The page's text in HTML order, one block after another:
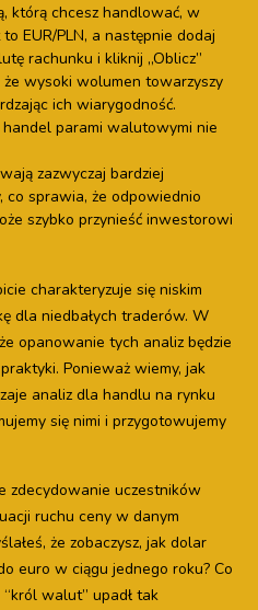
którą chcesz handlować, w
EUR/PLN, a następnie dodaj
rachunku i kliknij „Oblicz”
wysoki wolumen towarzyszy
ich wiarygodność.
handel parami walutowymi nie
zazwyczaj bardziej
co sprawia, że odpowiednio
szybko przynieść inwestorowi
charakteryzuje się niskim
dla niedbałych traderów. W
opanowanie tych analiz będzie
Ponieważ wiemy, jak
analiz dla handlu na rynku
się nimi i przygotowujemy
zdecydowanie uczestników
ruchu ceny w danym
że zobaczysz, jak dolar
euro w ciągu jednego roku? Co
walut” upadł tak